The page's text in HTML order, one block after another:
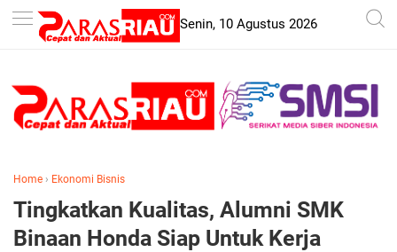
-->
Senin, 10 Agustus 2026
Home › Ekonomi Bisnis
Tingkatkan Kualitas, Alumni SMK
Binaan Honda Siap Untuk Kerja